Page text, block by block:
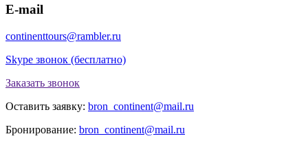
E-mail
continenttours@rambler.ru
Skype звонок (бесплатно)
Заказать звонок
Оставить заявку: bron_continent@mail.ru
Бронирование: bron_continent@mail.ru